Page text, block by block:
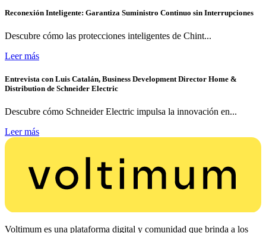
Reconexión Inteligente: Garantiza Suministro Continuo sin Interrupciones
Descubre cómo las protecciones inteligentes de Chint...
Leer más
Entrevista con Luis Catalán, Business Development Director Home &
Distribution de Schneider Electric
Descubre cómo Schneider Electric impulsa la innovación en...
Leer más
Voltimum es una plataforma digital y comunidad que brinda a los